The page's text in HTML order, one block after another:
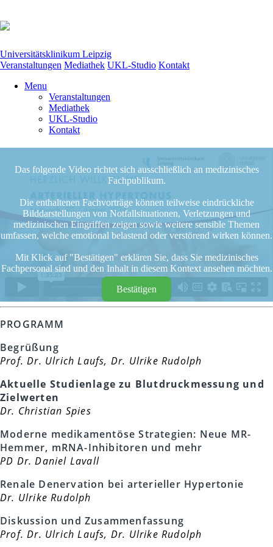
Universitätsklinikum Leipzig
Veranstaltungen Mediathek UKL-Studio Kontakt
Menu
Veranstaltungen
Mediathek
UKL-Studio
Kontakt
Das folgende Video richtet sich ausschließlich an medizinisches
Fachpublikum.
Die enthaltenen Fachvorträge können teilweise eindrückliche
Bilddarstellungen von Notfallsituationen, Verletzungen und
medizinischen Eingriffen zeigen sowie weitere sensible Themen
umfassen, welche emotional belastend oder verstörend wirken können.
Mit Klick auf "Bestätigen" erklären Sie, dass Sie medizinisches
Fachpersonal sind und den Inhalt in diesem Kontext ansehen möchten.
Bestätigen
PROGRAMM
Begrüßung
Prof. Dr. Ulrich Laufs, Dr. Ulrike Rudolph
Aktuelle Studienlage zu Blutdruckmessung und
Zielwerten
Dr. Christian Spies
Moderne medikamentöse Strategien: Neue MR-
Hemmer, mRNA-Inhibitoren und mehr
PD Dr. Daniel Lavall
Renale Denervation bei arterieller Hypertonie
Dr. Ulrike Rudolph
Diskussion und Zusammenfassung
Prof. Dr. Ulrich Laufs, Dr. Ulrike Rudolph